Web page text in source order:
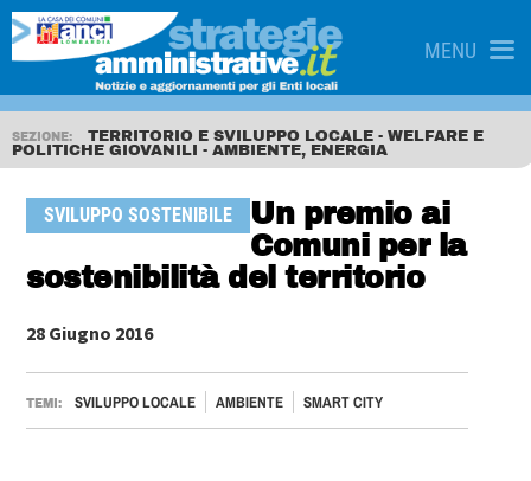
MENU
SEZIONE:
TERRITORIO E SVILUPPO LOCALE - WELFARE E
POLITICHE GIOVANILI - AMBIENTE, ENERGIA
SVILUPPO SOSTENIBILE
Un premio ai
Comuni per la
sostenibilità del territorio
28 Giugno 2016
TEMI: SVILUPPO LOCALE AMBIENTE SMART CITY